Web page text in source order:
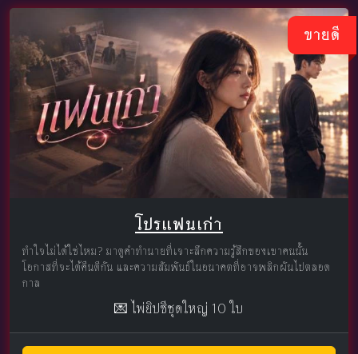
ขายดี
โปรแฟนเก่า
ทำใจไม่ได้ใช่ไหม? มาดูคำทำนายที่เจาะลึกความรู้สึกของเขาคนนั้น
โอกาสที่จะได้คืนดีกัน และความสัมพันธ์ในอนาคตที่อาจพลิกผันไปตลอด
กาล
💌 ไพ่ยิปซีชุดใหญ่ 10 ใบ